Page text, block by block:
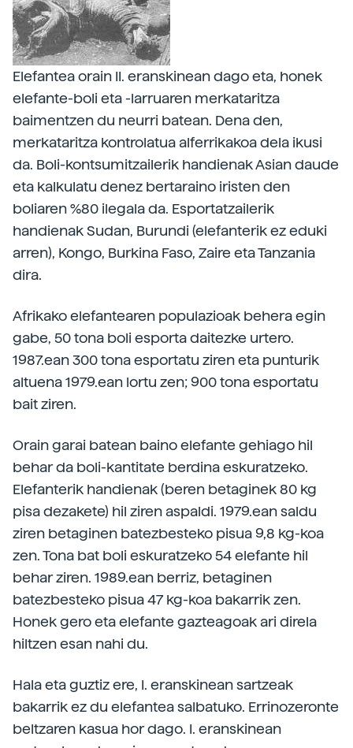
Elefantea orain II. eranskinean dago eta, honek
elefante-boli eta -larruaren merkataritza
baimentzen du neurri batean. Dena den,
merkataritza kontrolatua alferrikakoa dela ikusi
da. Boli-kontsumitzailerik handienak Asian daude
eta kalkulatu denez bertaraino iristen den
boliaren %80 ilegala da. Esportatzailerik
handienak Sudan, Burundi (elefanterik ez eduki
arren), Kongo, Burkina Faso, Zaire eta Tanzania
dira.
Afrikako elefantearen populazioak behera egin
gabe, 50 tona boli esporta daitezke urtero.
1987.ean 300 tona esportatu ziren eta punturik
altuena 1979.ean lortu zen; 900 tona esportatu
bait ziren.
Orain garai batean baino elefante gehiago hil
behar da boli-kantitate berdina eskuratzeko.
Elefanterik handienak (beren betaginek 80 kg
pisa dezakete) hil ziren aspaldi. 1979.ean saldu
ziren betaginen batezbesteko pisua 9,8 kg-koa
zen. Tona bat boli eskuratzeko 54 elefante hil
behar ziren. 1989.ean berriz, betaginen
batezbesteko pisua 47 kg-koa bakarrik zen.
Honek gero eta elefante gazteagoak ari direla
hiltzen esan nahi du.
Hala eta guztiz ere, I. eranskinean sartzeak
bakarrik ez du elefantea salbatuko. Errinozeronte
beltzaren kasua hor dago. I. eranskinean